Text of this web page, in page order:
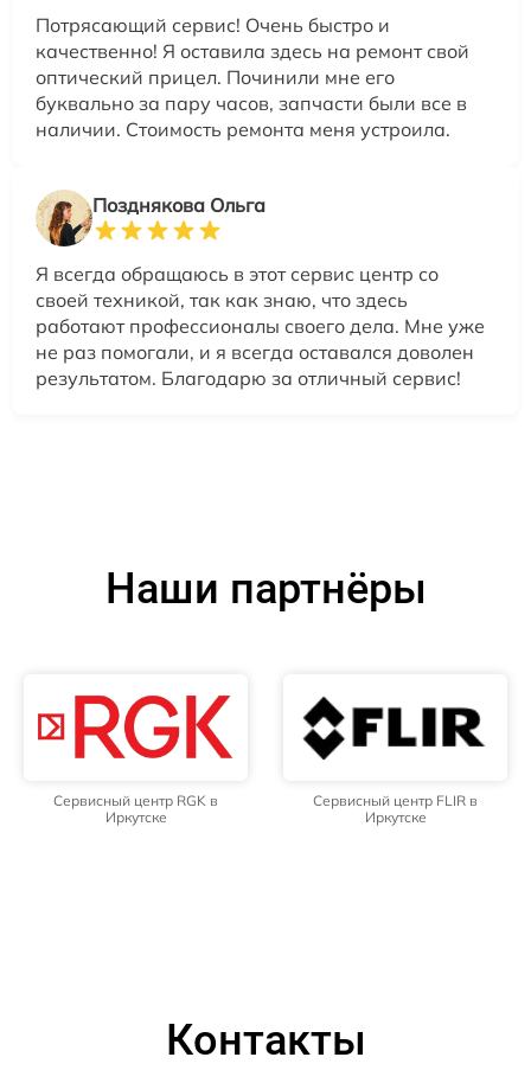
Потрясающий сервис! Очень быстро и
качественно! Я оставила здесь на ремонт свой
оптический прицел. Починили мне его
буквально за пару часов, запчасти были все в
наличии. Стоимость ремонта меня устроила.
Позднякова Ольга
Я всегда обращаюсь в этот сервис центр со
своей техникой, так как знаю, что здесь
работают профессионалы своего дела. Мне уже
не раз помогали, и я всегда оставался доволен
результатом. Благодарю за отличный сервис!
Наши партнёры
Сервисный центр RGK в
Иркутске
Сервисный центр FLIR в
Иркутске
Контакты